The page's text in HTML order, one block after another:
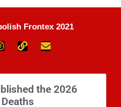
Frontex 2021
the 2026